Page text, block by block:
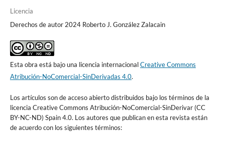
Licencia
Derechos de autor 2024 Roberto J. González Zalacain
Esta obra está bajo una licencia internacionalCreative Commons
Atribución-NoComercial-SinDerivadas 4.0.
Los artículos son de acceso abierto distribuidos bajo los términos de la
licencia Creative Commons Atribución-NoComercial-SinDerivar (CC
BY-NC-ND) Spain 4.0. Los autores que publican en esta revista están
de acuerdo con los siguientes términos: